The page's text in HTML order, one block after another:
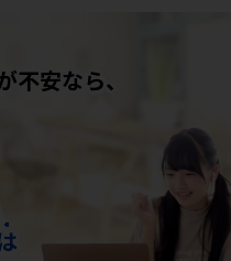
不安なら、